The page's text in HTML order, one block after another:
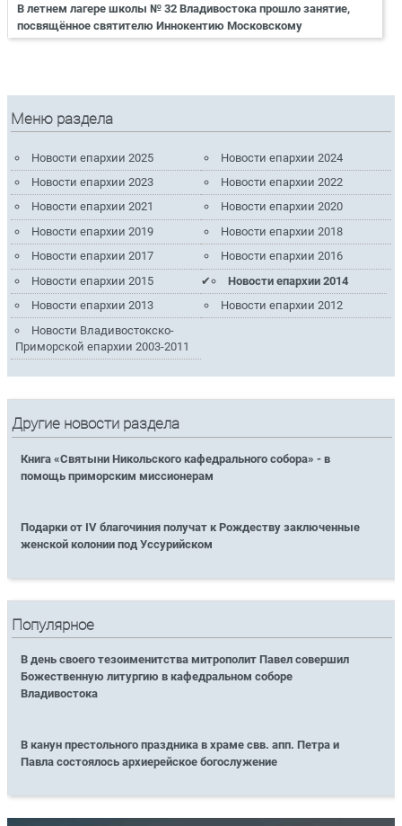
В летнем лагере школы № 32 Владивостока прошло занятие,
посвящённое святителю Иннокентию Московскому
Меню раздела
Новости епархии 2025
Новости епархии 2024
Новости епархии 2023
Новости епархии 2022
Новости епархии 2021
Новости епархии 2020
Новости епархии 2019
Новости епархии 2018
Новости епархии 2017
Новости епархии 2016
Новости епархии 2015
Новости епархии 2014
Новости епархии 2013
Новости епархии 2012
Новости Владивостокско-
Приморской епархии 2003-2011
Другие новости раздела
Книга «Святыни Никольского кафедрального собора» - в
помощь приморским миссионерам
Подарки от IV благочиния получат к Рождеству заключенные
женской колонии под Уссурийском
Популярное
В день своего тезоименитства митрополит Павел совершил
Божественную литургию в кафедральном соборе
Владивостока
В канун престольного праздника в храме свв. апп. Петра и
Павла состоялось архиерейское богослужение